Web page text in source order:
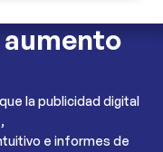
la publicidad digital
e informes de